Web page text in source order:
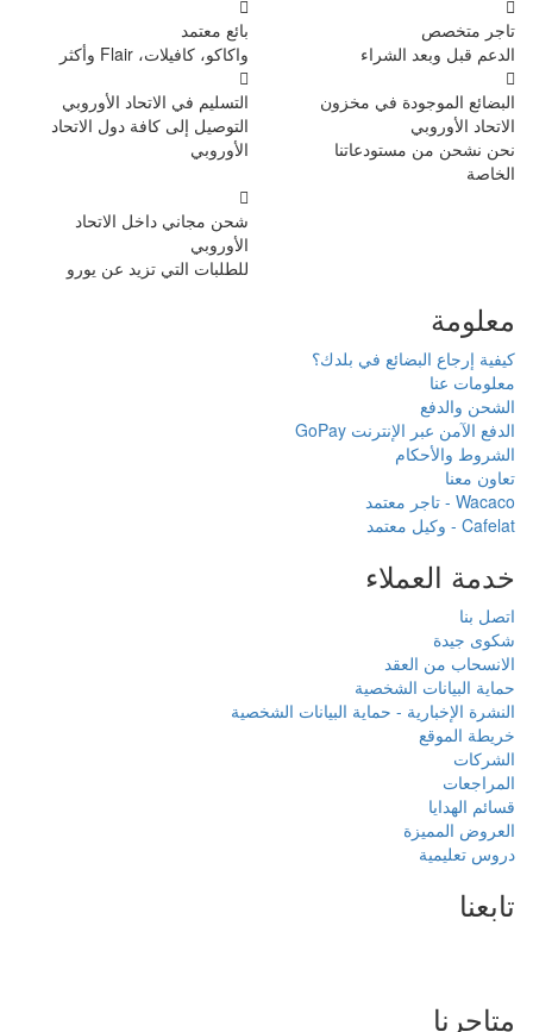
بائع معتمد
واكاكو، كافيلات، Flair وأكثر
التسليم في الاتحاد الأوروبي
التوصيل إلى كافة دول الاتحاد
الأوروبي
الشخصية